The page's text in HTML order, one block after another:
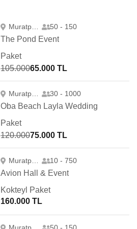
Muratpaşa 50 - 150
The Pond Event
Paket
105.00065.000 TL
Muratpaşa 30 - 1000
Oba Beach Layla Wedding
Paket
120.00075.000 TL
Muratpaşa 10 - 750
Avion Hall & Event
Kokteyl Paket
160.000 TL